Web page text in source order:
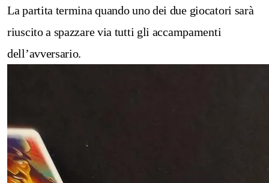
La partita termina quando uno dei due giocatori sarà
riuscito a spazzare via tutti gli accampamenti
dell’avversario.